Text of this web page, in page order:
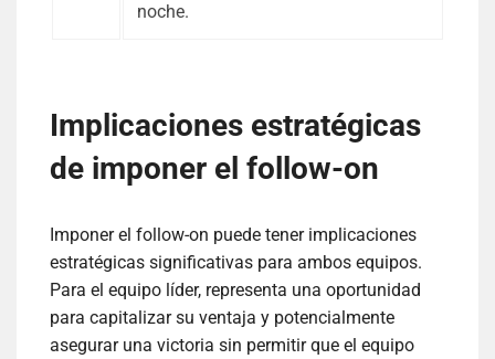
noche.
Implicaciones estratégicas
de imponer el follow-on
Imponer el follow-on puede tener implicaciones
estratégicas significativas para ambos equipos.
Para el equipo líder, representa una oportunidad
para capitalizar su ventaja y potencialmente
asegurar una victoria sin permitir que el equipo